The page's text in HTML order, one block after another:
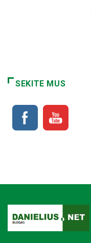
SEKITE MUS